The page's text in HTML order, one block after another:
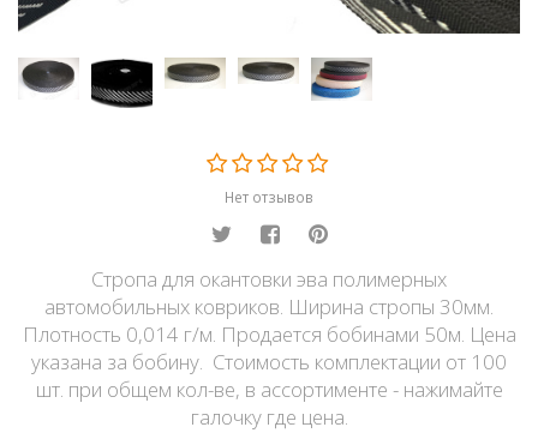
Нет отзывов
Стропа для окантовки эва полимерных
автомобильных ковриков. Ширина стропы 30мм.
Плотность 0,014 г/м. Продается бобинами 50м. Цена
указана за бобину. Стоимость комплектации от 100
шт. при общем кол-ве, в ассортименте - нажимайте
галочку где цена.